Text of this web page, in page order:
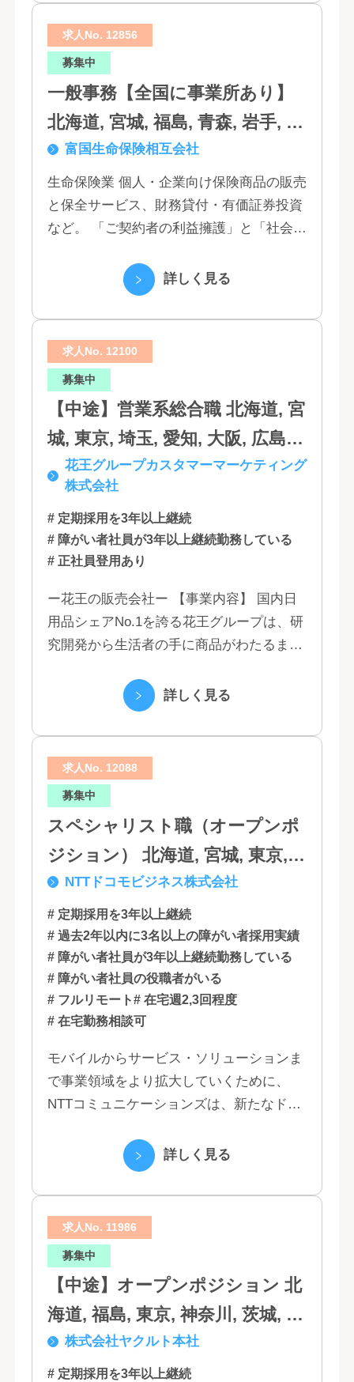
求人No. 12856
募集中
一般事務【全国に事業所あり】
北海道, 宮城, 福島, 青森, 岩手, 秋
田, 山形, 東京, 神奈川, 千葉, 埼
玉, 茨城, 栃木, 群馬, 新潟, 石川,
富山, 福井, 長野, 山梨, 愛知, 静
岡, 三重, 岐阜, 大阪, 京都, 兵庫,
滋賀, 奈良, 和歌山, 広島, 岡山, 山
口, 鳥取, 島根, 香川, 愛媛, 徳島,
分, 宮崎, 佐賀, 沖縄
富国生命保険相互会社
生命保険業 個人・企業向け保険商品の販売
と保全サービス、財務貸付・有価証券投資
など。 「ご契約者の利益擁護」と「社会へ
づく「お客さま基点」をスローガンに掲
詳しく見る
求人No. 12100
募集中
【中途】営業系総合職 北海道, 宮
城, 東京, 埼玉, 愛知, 大阪, 広島,
福岡花王グループカスタマーマーケティング
株式会社
# 定期採用を3年以上継続
# 障がい者社員が3年以上継続勤務している
# 正社員登用あり
ー花王の販売会社ー 【事業内容】 国内日
用品シェアNo.1を誇る花王グループは、研
究開発から生活者の手に商品がわたるまで
で、情報のスピード、質、量ともに他社に
詳しく見る
求人No. 12088
募集中
スペシャリスト職（オープンポ
ジション） 北海道, 宮城, 東京,
石川, 愛知, 大阪, 広島, 香川, 福岡
NTTドコモビジネス株式会社
# 定期採用を3年以上継続
# 過去2年以内に3名以上の障がい者採用実績
# 障がい者社員が3年以上継続勤務している
# 障がい者社員の役職者がいる
# フルリモート# 在宅週2,3回程度
# 在宅勤務相談可
モバイルからサービス・ソリューションま
で事業領域をより拡大していくために、
NTTコミュニケーションズは、新たなドコ
たちは、クラウド、ネットワーク、セキュ
リティといっ...
詳しく見る
求人No. 11986
募集中
【中途】オープンポジション 北
海道, 福島, 東京, 神奈川, 茨城, 静
岡, 大阪, 兵庫, 福岡, 佐賀
株式会社ヤクルト本社
# 定期採用を3年以上継続